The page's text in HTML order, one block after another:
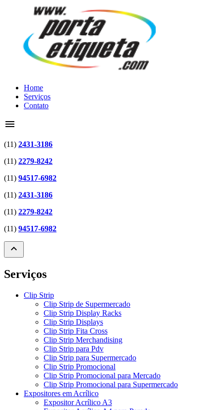
Home
Serviços
Contato
menu
(11) 2431-3186
(11) 2279-8242
(11) 94517-6982
(11) 2431-3186
(11) 2279-8242
(11) 94517-6982
expand_less
Serviços
Clip Strip
Clip Strip de Supermercado
Clip Strip Display Racks
Clip Strip Displays
Clip Strip Fita Cross
Clip Strip Merchandising
Clip Strip para Pdv
Clip Strip para Supermercado
Clip Strip Promocional
Clip Strip Promocional para Mercado
Clip Strip Promocional para Supermercado
Expositores em Acrílico
Expositor Acrílico A3